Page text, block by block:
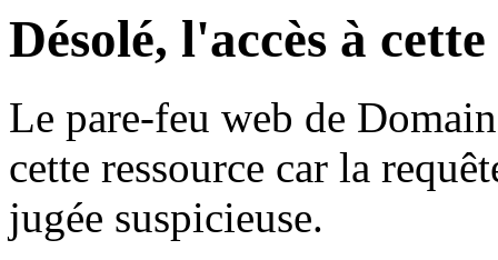
Désolé, l'accès à
Le pare-feu web de
cette ressource car la
jugée suspicieuse.